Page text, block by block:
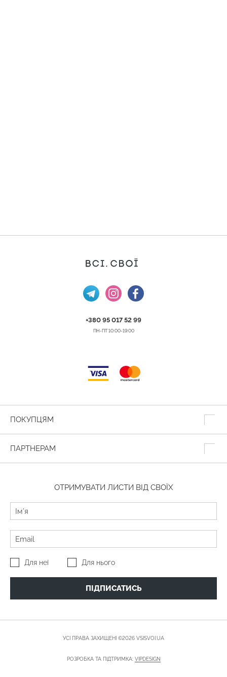
+380 95 017 52 99
ПН-ПТ 10:00-19:00
ПОКУПЦЯМ
ПАРТНЕРАМ
ОТРИМУВАТИ ЛИСТИ ВІД СВОЇХ
Для неї Для нього
ПІДПИСАТИСЬ
УСІ ПРАВА ЗАХИЩЕНІ ©2026 VSISVOI.UA
РОЗРОБКА ТА ПІДТРИМКА: VIPDESIGN